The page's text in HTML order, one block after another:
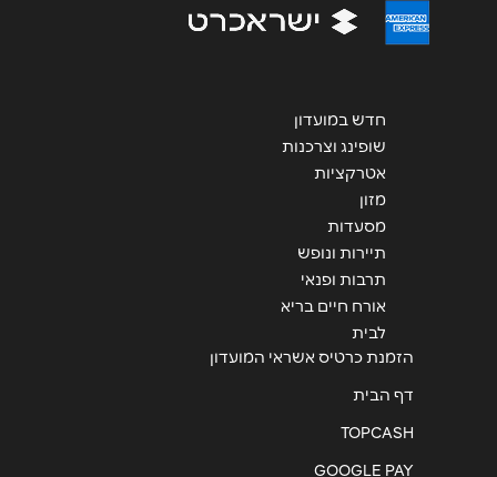
חדש במועדון
שופינג וצרכנות
אטרקציות
מזון
מסעדות
תיירות ונופש
תרבות ופנאי
אורח חיים בריא
לבית
הזמנת כרטיס אשראי המועדון
דף הבית
TOPCASH
GOOGLE PAY